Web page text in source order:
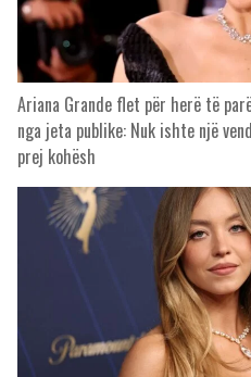
Ariana Grande flet për herë të
nga jeta publike: Nuk ishte një
prej kohësh